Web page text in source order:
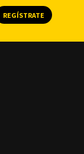
REGÍSTRATE